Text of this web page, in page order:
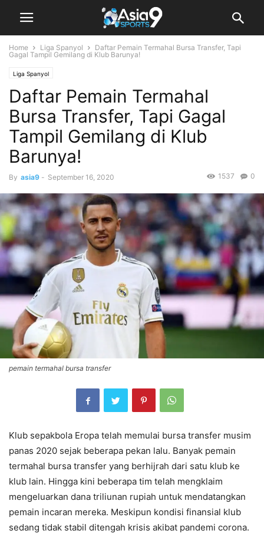
Home Liga Spanyol
Daftar Pemain Termahal Bursa Transfer, Tapi
Gagal Tampil Gemilang di Klub Barunya!
Liga Spanyol
Daftar Pemain Termahal
Bursa Transfer, Tapi Gagal
Tampil Gemilang di Klub
Barunya!
By asia9 - September 16, 2020 0
1537
pemain termahal bursa transfer
Klub sepakbola Eropa telah memulai bursa transfer musim
panas 2020 sejak beberapa pekan lalu. Banyak pemain
termahal bursa transfer yang berhijrah dari satu klub ke
klub lain. Hingga kini beberapa tim telah mengklaim
mengeluarkan dana triliunan rupiah untuk mendatangkan
pemain incaran mereka. Meskipun kondisi finansial klub
sedang tidak stabil ditengah krisis akibat pandemi corona.